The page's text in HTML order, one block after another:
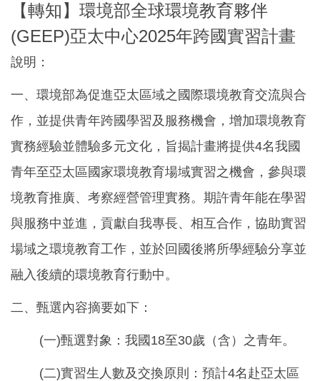
【轉知】環境部全球環境教育夥伴
(GEEP)亞太中心2025年跨國實習計畫
說明：
一、環境部為促進亞太區域之國際環境教育交流與合
作，並提供青年跨國學習及服務機會，增加環境教育
實務經驗並體驗多元文化，旨揭計畫將提供4名我國
青年至亞太區國家環境教育場域實習之機會，參與環
境教育推廣、考察經營管理實務。期許青年能在學習
與服務中並進，貢獻自我專長、相互合作，協助實習
場域之環境教育工作，並於回國後將所學經驗分享並
融入後續的環境教育行動中。
二、甄選內容摘要如下：
(一)甄選對象：我國18至30歲（含）之青年。
(二)實習生人數及交換原則：預計4名赴亞太區